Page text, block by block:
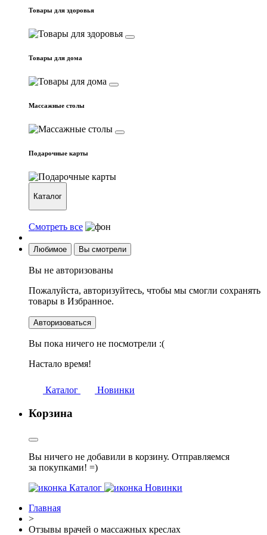
Товары для здоровья
Товары для дома
Массажные столы
Подарочные карты
Каталог
Смотреть все
Любимое Вы смотрели
Вы не авторизованы
Пожалуйста, авторизуйтесь, чтобы мы смогли сохранять
товары в Избранное.
Авторизоваться
Вы пока ничего не посмотрели :(
Настало время!
Каталог Новинки
Корзина
Вы ничего не добавили в корзину. Отправляемся
за покупками! =)
Каталог
Новинки
Главная
>
Отзывы врачей о массажных креслах